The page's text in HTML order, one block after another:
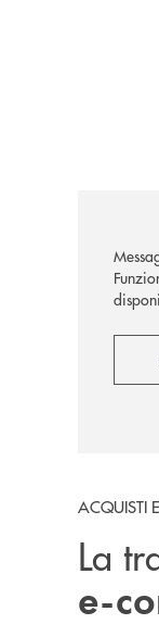
ACQUISTI
La
e-